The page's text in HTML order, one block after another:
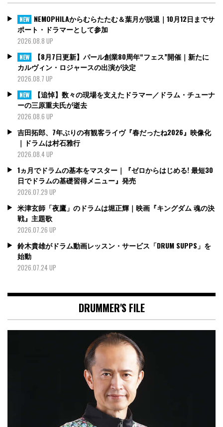
NEW NEMOPHILAからむらたたむ＆葉月が脱退｜10月12日までサ
ポート・ドラマーとして参加
2026.08.8 UP
NEW
【8月7日更新】パール創業80周年“フェス”開催｜新たに
カルヴィン・ロジャースの出演が決定
2026.08.7 UP
NEW
【追悼】数々の現場を支えたドラマー／ドラム・チューナ
ーの三原重夫氏が逝去
2026.08.6 UP
吉田拓郎、7年ぶりの有観客ライヴ『春だったね2026』映像化
｜ドラムは村石雅行
2026.08.4 UP
1ヵ月でドラムの基本をマスター｜『ゼロからはじめる! 最短30
日でドラムの基礎習得メニュー』発売
2026.07.29 UP
米津玄師「夜鷹」のドラムは堀正輝｜映画『キングダム 魂の決
戦』主題歌
2026.07.26 UP
鈴木貴雄がドラム動画レッスン・サービス「DRUM SUPPS」を
始動
2026.07.24 UP
DRUMMER'S FILE